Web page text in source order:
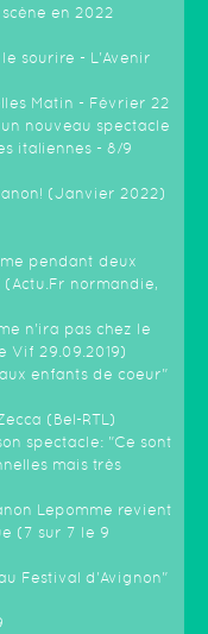
en 2022
sourire - L'Avenir
Matin - Février 22
nouveau spectacle
italiennes - 8/9
(Janvier 2022)
pendant deux
(Actu.Fr normandie,
n'ira pas chez le
Vif 29.09.2019)
enfants de coeur"
(Bel-RTL)
spectacle: "Ce sont
mais très
Lepomme revient
(7 sur 7 le 9
Festival d'Avignon"